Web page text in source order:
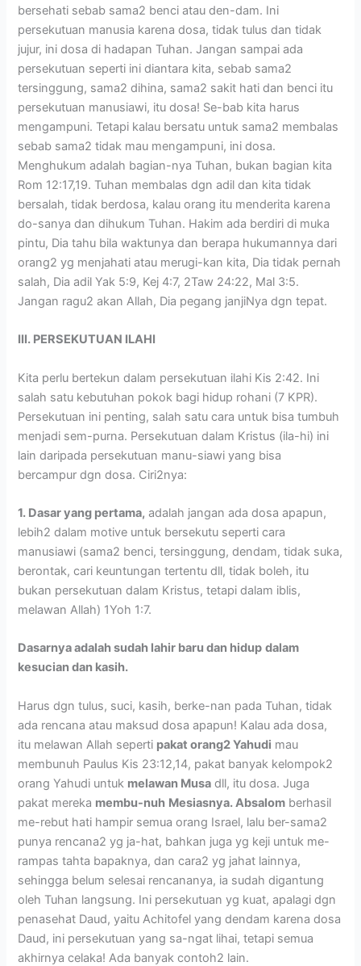
bersehati sebab sama2 benci atau den-dam. Ini
persekutuan manusia karena dosa, tidak tulus dan tidak
jujur, ini dosa di hadapan Tuhan. Jangan sampai ada
persekutuan seperti ini diantara kita, sebab sama2
tersinggung, sama2 dihina, sama2 sakit hati dan benci itu
persekutuan manusiawi, itu dosa! Se-bab kita harus
mengampuni. Tetapi kalau bersatu untuk sama2 membalas
sebab sama2 tidak mau mengampuni, ini dosa.
Menghukum adalah bagian-nya Tuhan, bukan bagian kita
Rom 12:17,19. Tuhan membalas dgn adil dan kita tidak
bersalah, tidak berdosa, kalau orang itu menderita karena
do-sanya dan dihukum Tuhan. Hakim ada berdiri di muka
pintu, Dia tahu bila waktunya dan berapa hukumannya dari
orang2 yg menjahati atau merugi-kan kita, Dia tidak pernah
salah, Dia adil Yak 5:9, Kej 4:7, 2Taw 24:22, Mal 3:5.
Jangan ragu2 akan Allah, Dia pegang janjiNya dgn tepat.
III. PERSEKUTUAN ILAHI
Kita perlu bertekun dalam persekutuan ilahi Kis 2:42. Ini
salah satu kebutuhan pokok bagi hidup rohani (7 KPR).
Persekutuan ini penting, salah satu cara untuk bisa tumbuh
menjadi sem-purna. Persekutuan dalam Kristus (ila-hi) ini
lain daripada persekutuan manu-siawi yang bisa
bercampur dgn dosa. Ciri2nya:
1. Dasar yang pertama, adalah jangan ada dosa apapun,
lebih2 dalam motive untuk bersekutu seperti cara
manusiawi (sama2 benci, tersinggung, dendam, tidak suka,
berontak, cari keuntungan tertentu dll, tidak boleh, itu
bukan persekutuan dalam Kristus, tetapi dalam iblis,
melawan Allah) 1Yoh 1:7.
Dasarnya adalah sudah lahir baru dan hidup dalam
kesucian dan kasih.
Harus dgn tulus, suci, kasih, berke-nan pada Tuhan, tidak
ada rencana atau maksud dosa apapun! Kalau ada dosa,
itu melawan Allah seperti pakat orang2 Yahudi mau
membunuh Paulus Kis 23:12,14, pakat banyak kelompok2
orang Yahudi untuk melawan Musa dll, itu dosa. Juga
pakat mereka membu-nuh Mesiasnya. Absalom berhasil
me-rebut hati hampir semua orang Israel, lalu ber-sama2
punya rencana2 yg ja-hat, bahkan juga yg keji untuk me-
rampas tahta bapaknya, dan cara2 yg jahat lainnya,
sehingga belum selesai rencananya, ia sudah digantung
oleh Tuhan langsung. Ini persekutuan yg kuat, apalagi dgn
penasehat Daud, yaitu Achitofel yang dendam karena dosa
Daud, ini persekutuan yang sa-ngat lihai, tetapi semua
akhirnya celaka! Ada banyak contoh2 lain.